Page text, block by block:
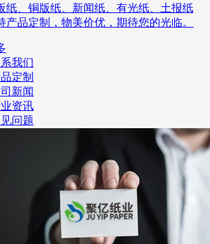
纸、铜版纸、新闻纸、有光纸、土报纸
产品定制，物美价优，期待您的光临。
我们
定制
新闻
资讯
问题